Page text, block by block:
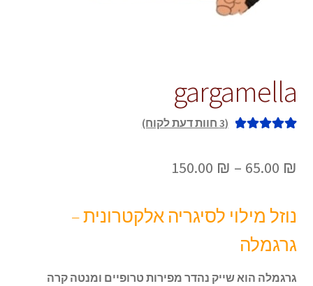
gargamella
על דירוגים של
(
3 חוות דעת לקוח)
65.00 ₪
–
150.00 ₪
נוזל מילוי לסיגריה אלקטרונית –
גרגמלה
גרגמלה הוא שייק נהדר מפירות טרופיים ומנטה קרה